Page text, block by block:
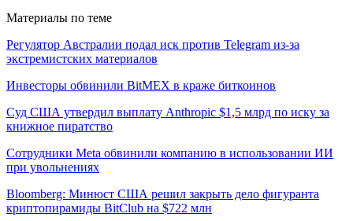
Материалы по теме
Регулятор Австралии подал иск против Telegram из-за
экстремистских материалов
Инвесторы обвинили BitMEX в краже биткоинов
Суд США утвердил выплату Anthropic $1,5 млрд по иску за
книжное пиратство
Сотрудники Meta обвинили компанию в использовании ИИ
при увольнениях
Bloomberg: Минюст США решил закрыть дело фигуранта
криптопирамиды BitClub на $722 млн